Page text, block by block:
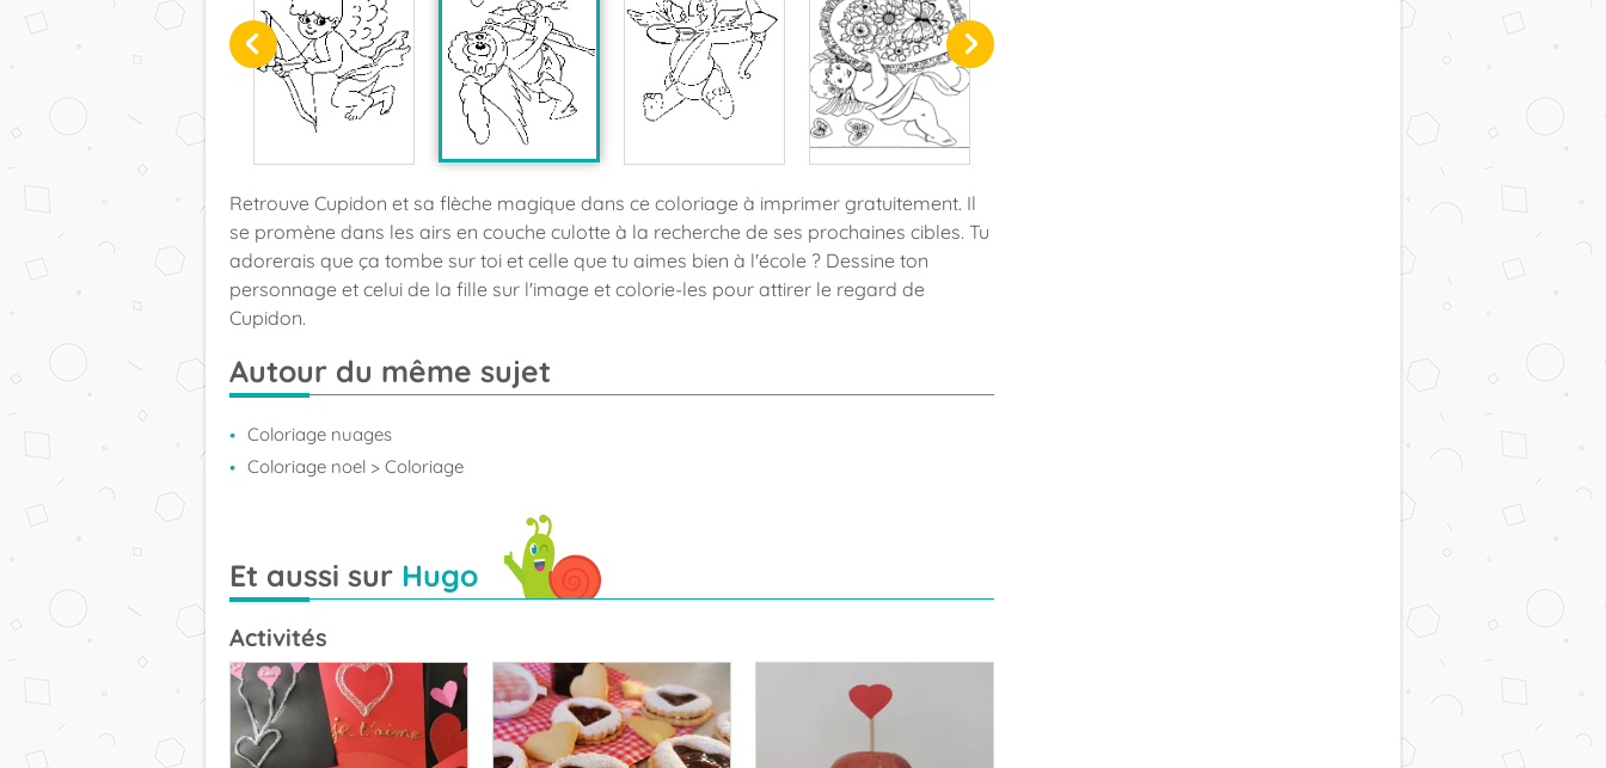
Retrouve Cupidon et sa flèche magique dans ce coloriage à imprimer gratuitement. Il
se promène dans les airs en couche culotte à la recherche de ses prochaines cibles. Tu
adorerais que ça tombe sur toi et celle que tu aimes bien à l'école ? Dessine ton
personnage et celui de la fille sur l'image et colorie-les pour attirer le regard de
Cupidon.
Autour du même sujet
Coloriage nuages
Coloriage noel > Coloriage
Et aussi sur Hugo
Activités